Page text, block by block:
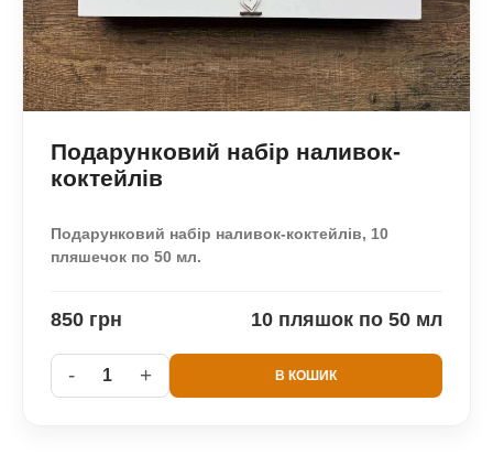
Подарунковий набір наливок-
коктейлів
Подарунковий набір наливок-коктейлів, 10
пляшечок по 50 мл.
850 грн 10 пляшок по 50 мл
- 1 + В КОШИК